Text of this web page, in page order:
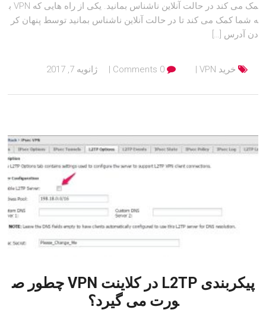
مک می کند در حالت آنلاین ناشناس بمانید. یکی از راه هایی که VPN ب
ه شما کمک می کند تا در حالت آنلاین ناشناس بمانید توسط پنهان کر
دن آدرس […]
خرید VPN 0 Comments ژانویه 7, 2017
پیکربندی L2TP در کلاینت VPN چطور ص
ورت می گیرد؟